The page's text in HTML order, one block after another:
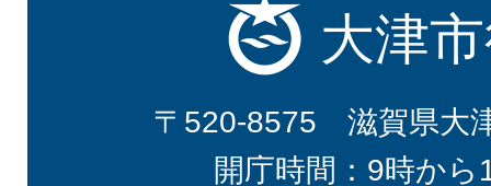
大津
〒520-8575 滋賀県大
開庁時間：9時から